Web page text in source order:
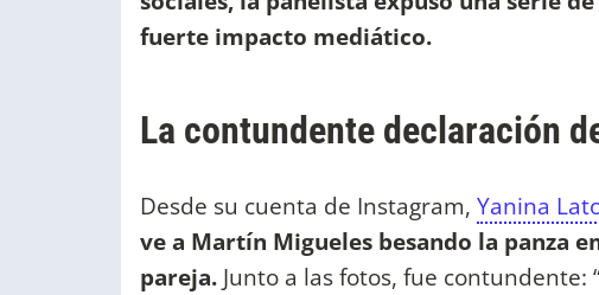
fuerte impacto mediático.
La contundente declaración
Desde su cuenta de Instagram, Yanina
ve a Martín Migueles besando la panza
pareja. Junto a las fotos, fue contundente: